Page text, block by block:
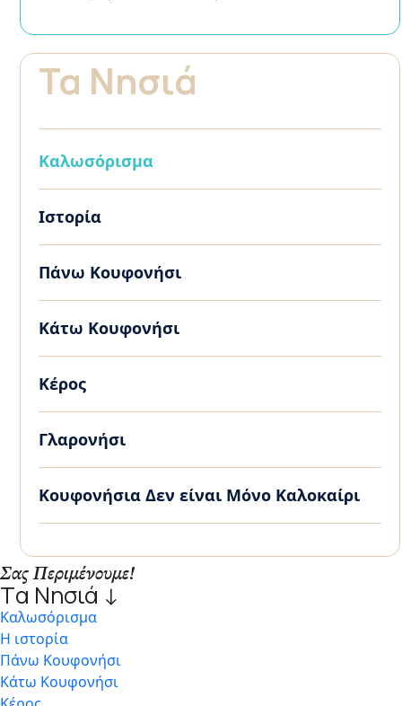
Τα Νησιά
Καλωσόρισμα
Ιστορία
Πάνω Κουφονήσι
Κάτω Κουφονήσι
Κέρος
Γλαρονήσι
Κουφονήσια Δεν είναι Μόνο Καλοκαίρι
Σας Περιμένουμε!
Tα Νησιά ↓
Kαλωσόρισμα
Η ιστορία
Πάνω Κουφονήσι
Κάτω Κουφονήσι